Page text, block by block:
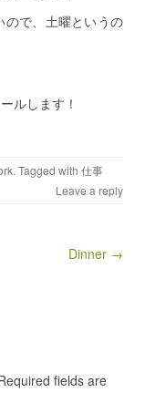
ので、土曜というの
ルします！
. Tagged with 仕事
Leave a reply
Dinner →
fields are